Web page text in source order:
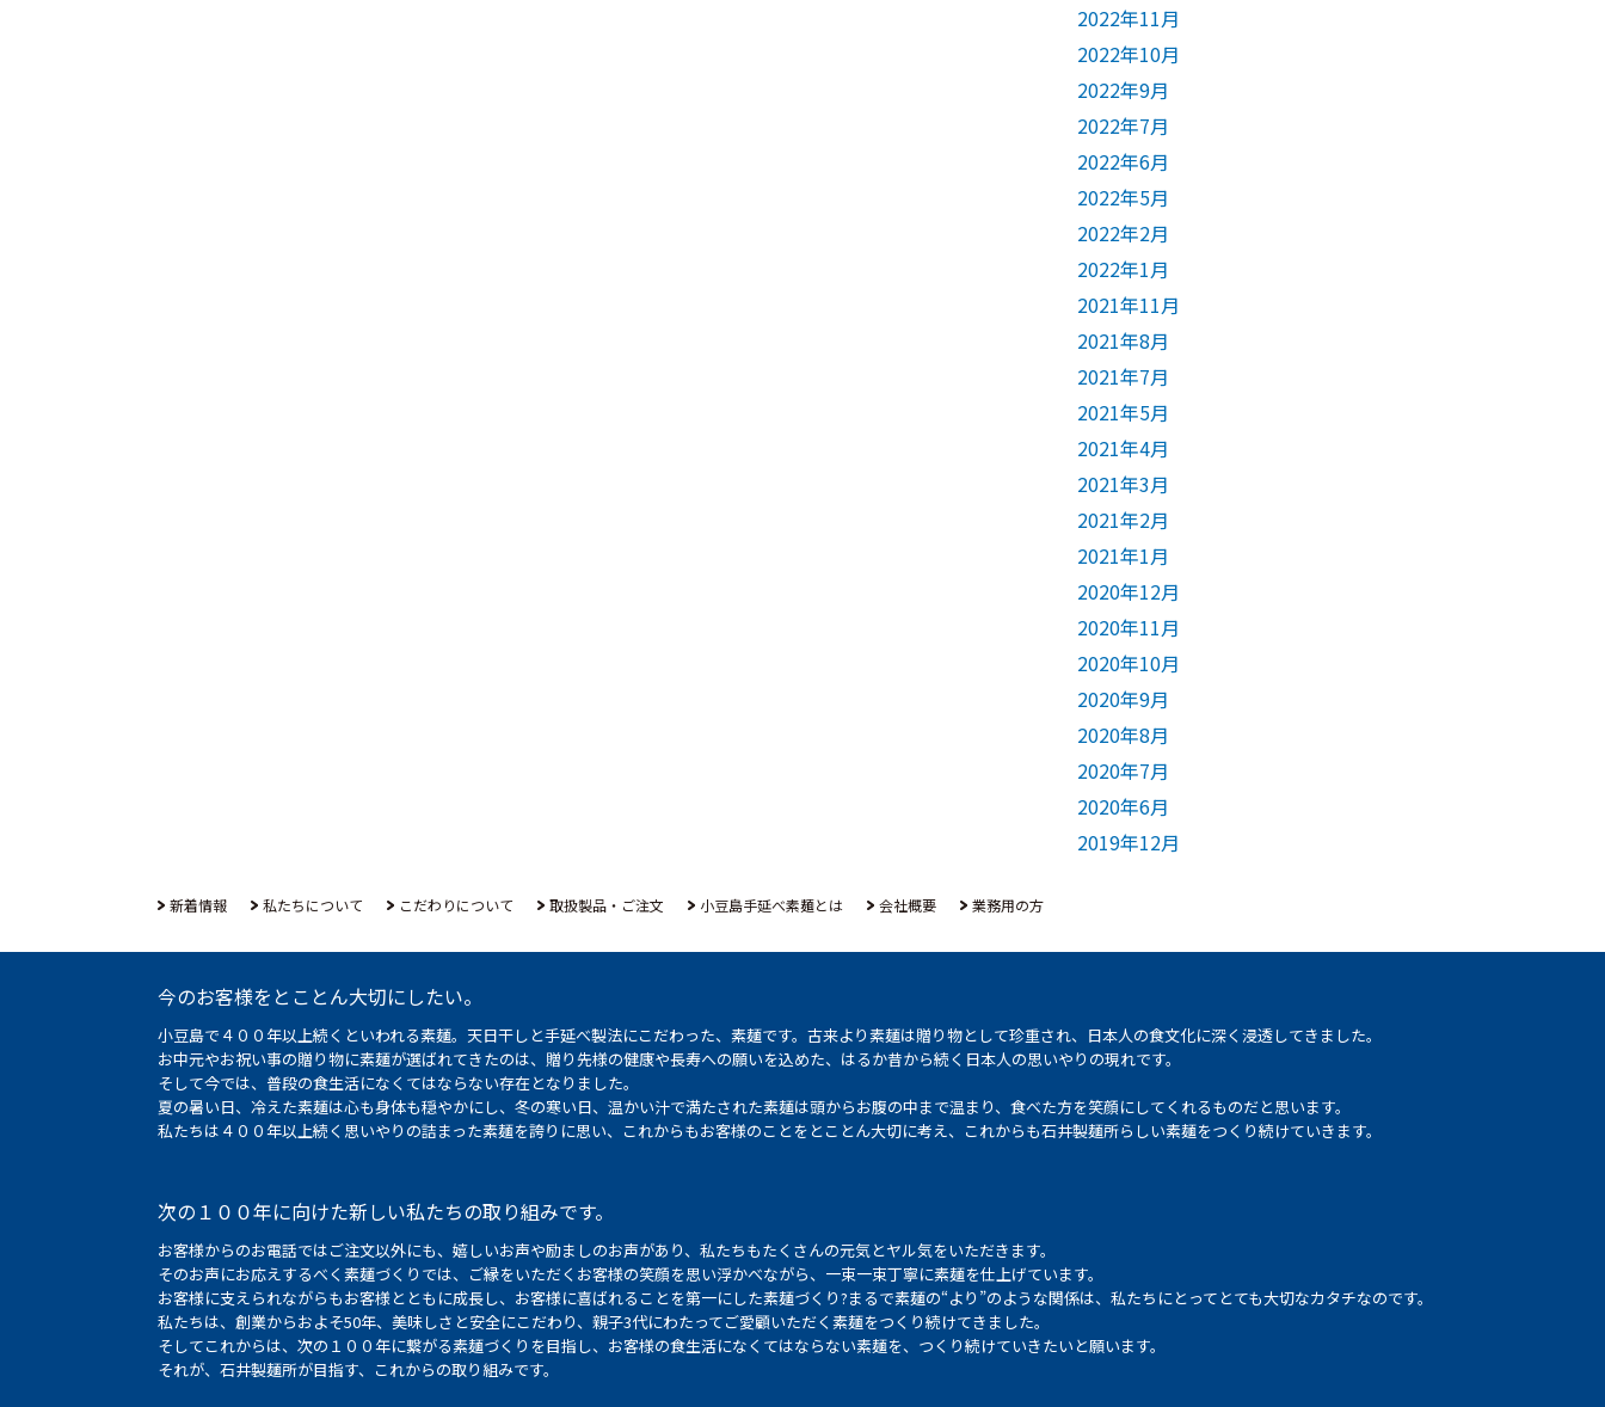
2022年11月
2022年10月
2022年9月
2022年7月
2022年6月
2022年5月
2022年2月
2022年1月
2021年11月
2021年8月
2021年7月
2021年5月
2021年4月
2021年3月
2021年2月
2021年1月
2020年12月
2020年11月
2020年10月
2020年9月
2020年8月
2020年7月
2020年6月
2019年12月
新着情報 私たちについて こだわりについて 取扱製品・ご注文 小豆島手延べ素麺とは 会社概要 業務用の方
今のお客様をとことん大切にしたい。
小豆島で４００年以上続くといわれる素麺。天日干しと手延べ製法にこだわった、素麺です。古来より素麺は贈り物として珍重され、日本人の食文化に深く浸透してきました。
お中元やお祝い事の贈り物に素麺が選ばれてきたのは、贈り先様の健康や長寿への願いを込めた、はるか昔から続く日本人の思いやりの現れです。
そして今では、普段の食生活になくてはならない存在となりました。
夏の暑い日、冷えた素麺は心も身体も穏やかにし、冬の寒い日、温かい汁で満たされた素麺は頭からお腹の中まで温まり、食べた方を笑顔にしてくれるものだと思います。
私たちは４００年以上続く思いやりの詰まった素麺を誇りに思い、これからもお客様のことをとことん大切に考え、これからも石井製麺所らしい素麺をつくり続けていきます。
次の１００年に向けた新しい私たちの取り組みです。
お客様からのお電話ではご注文以外にも、嬉しいお声や励ましのお声があり、私たちもたくさんの元気とヤル気をいただきます。
そのお声にお応えするべく素麺づくりでは、ご縁をいただくお客様の笑顔を思い浮かべながら、一束一束丁寧に素麺を仕上げています。
お客様に支えられながらもお客様とともに成長し、お客様に喜ばれることを第一にした素麺づくり?まるで素麺の“より”のような関係は、私たちにとってとても大切なカタチなのです。
私たちは、創業からおよそ50年、美味しさと安全にこだわり、親子3代にわたってご愛顧いただく素麺をつくり続けてきました。
そしてこれからは、次の１００年に繋がる素麺づくりを目指し、お客様の食生活になくてはならない素麺を、つくり続けていきたいと願います。
それが、石井製麺所が目指す、これからの取り組みです。